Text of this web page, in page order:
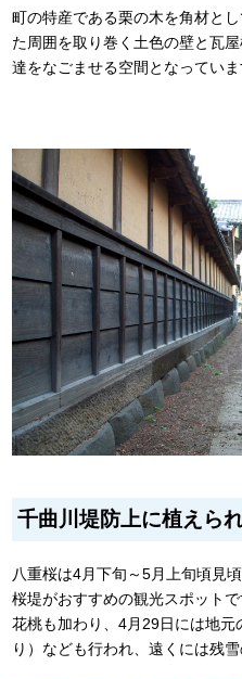
町の特産である栗の木を角材と
た周囲を取り巻く土色の壁と瓦
達をなごませる空間となっていま
千曲川堤防上に植えら
八重桜は4月下旬～5月上旬頃見
桜堤がおすすめの観光スポット
花桃も加わり、4月29日には地
り）なども行われ、遠くには残